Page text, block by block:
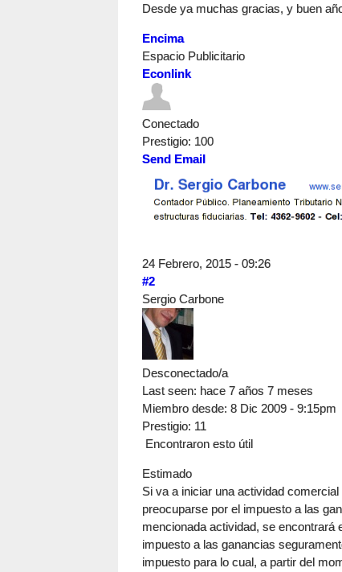
Desde ya muchas gracias, y buen
Encima
Espacio Publicitario
Econlink
Conectado
Prestigio: 100
Send Email
24 Febrero, 2015 - 09:26
#2
Sergio Carbone
Desconectado/a
Last seen: hace 7 años 7 meses
Miembro desde: 8 Dic 2009 - 9:15pm
Prestigio: 11
Encontraron esto útil
Estimado
Si va a iniciar una actividad
preocuparse por el impuesto a las
mencionada actividad, se encontrará
impuesto a las ganancias
impuesto para lo cual, a partir del